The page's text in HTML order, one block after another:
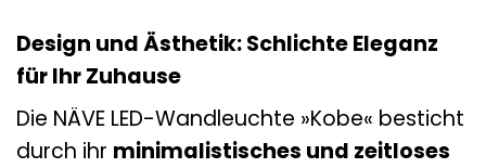
Design und Ästhetik: Schlichte Eleganz
für Ihr Zuhause
Die NÄVE LED-Wandleuchte »Kobe« besticht
durch ihr minimalistisches und zeitloses